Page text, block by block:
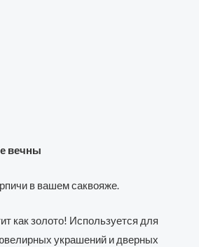
вечны
в вашем саквояже.
как золото! Используется для
украшений и дверных